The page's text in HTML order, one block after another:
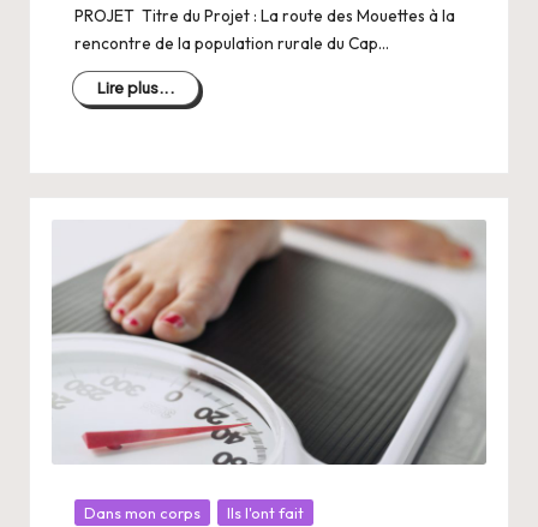
PROJET Titre du Projet : La route des Mouettes à la
rencontre de la population rurale du Cap…
Lire plus...
Posté
Dans mon corps
Ils l'ont fait